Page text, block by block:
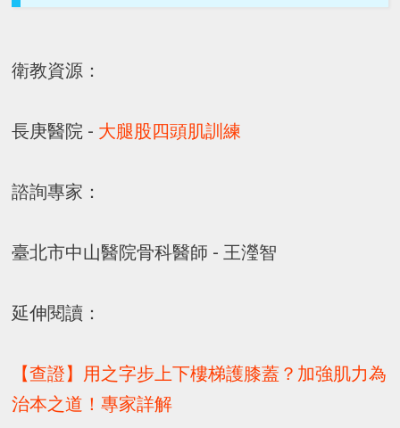
衛教資源：
長庚醫院 - 大腿股四頭肌訓練
諮詢專家：
臺北市中山醫院骨科醫師 - 王瀅智
延伸閱讀：
【查證】用之字步上下樓梯護膝蓋？加強肌力為
治本之道！專家詳解